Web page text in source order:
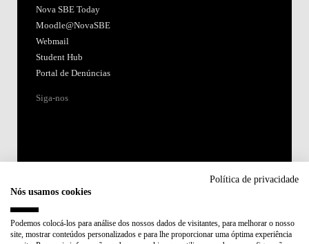
Nova SBE Today
Moodle@NovaSBE
Webmail
Student Hub
Portal de Denúncias
Siga-nos
Membro de:
Política de privacidade
Nós usamos cookies
Podemos colocá-los para análise dos nossos dados de visitantes, para melhorar o nosso
site, mostrar conteúdos personalizados e para lhe proporcionar uma óptima experiência